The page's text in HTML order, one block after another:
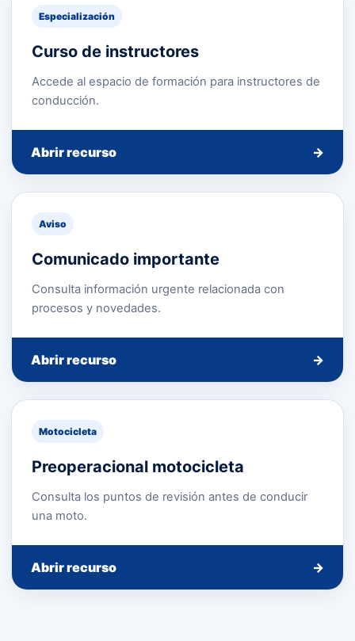
Especialización
Curso de instructores
Accede al espacio de formación para instructores de
conducción.
Abrir recurso →
Aviso
Comunicado importante
Consulta información urgente relacionada con
procesos y novedades.
Abrir recurso →
Motocicleta
Preoperacional motocicleta
Consulta los puntos de revisión antes de conducir
una moto.
Abrir recurso →